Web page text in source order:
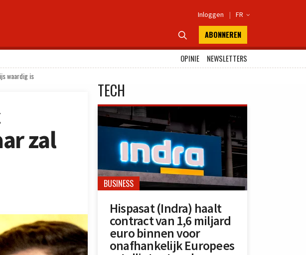
Inloggen | FR 
 ABONNEREN
OPINIE
NEWSLETTERS
waardig is
zal
TECH
BUSINESS
Hispasat (Indra) haalt
contract van 1,6 miljard
euro binnen voor
onafhankelijk Europees